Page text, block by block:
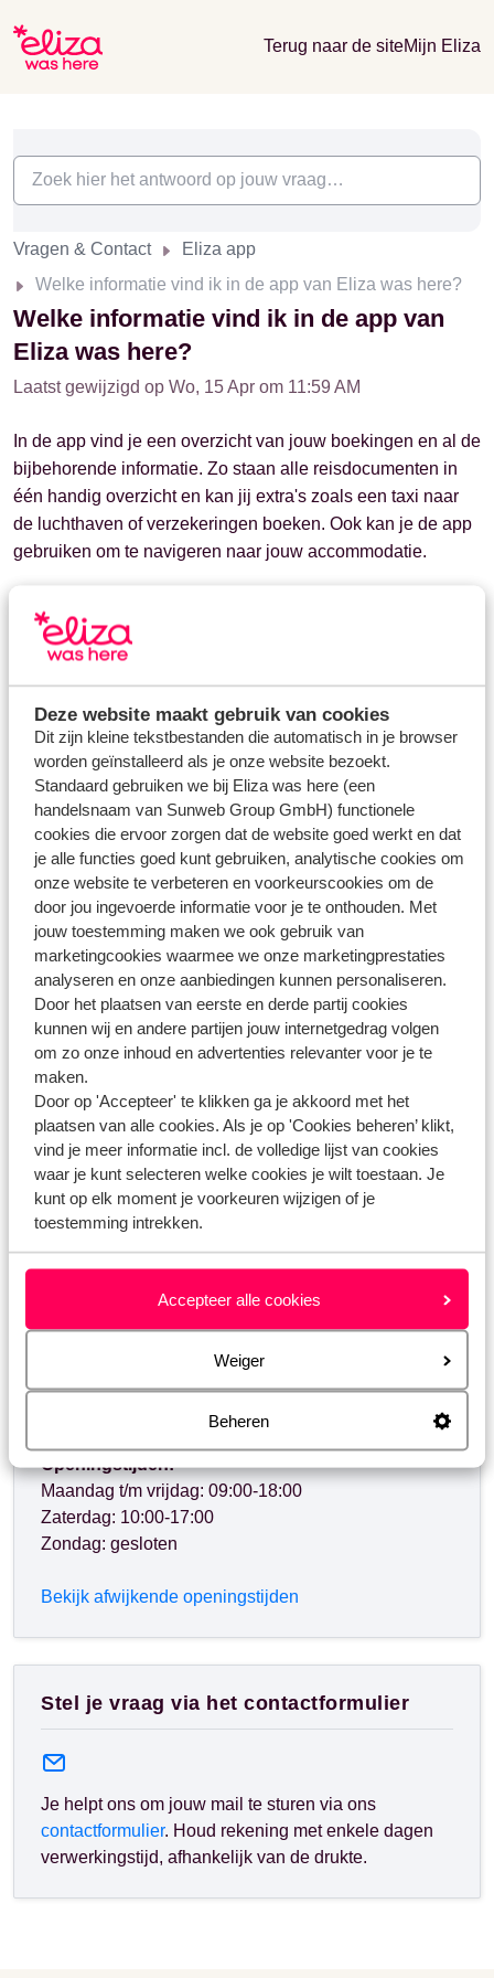
Deze website maakt gebruik van cookies
Dit zijn kleine tekstbestanden die automatisch in je browser
worden geïnstalleerd als je onze website bezoekt.
Standaard gebruiken we bij Eliza was here (een
handelsnaam van Sunweb Group GmbH) functionele
cookies die ervoor zorgen dat de website goed werkt en dat
je alle functies goed kunt gebruiken, analytische cookies om
onze website te verbeteren en voorkeurscookies om de
door jou ingevoerde informatie voor je te onthouden. Met
jouw toestemming maken we ook gebruik van
marketingcookies waarmee we onze marketingprestaties
analyseren en onze aanbiedingen kunnen personaliseren.
Door het plaatsen van eerste en derde partij cookies
kunnen wij en andere partijen jouw internetgedrag volgen
om zo onze inhoud en advertenties relevanter voor je te
maken.
Door op 'Accepteer' te klikken ga je akkoord met het
plaatsen van alle cookies. Als je op 'Cookies beheren’ klikt,
vind je meer informatie incl. de volledige lijst van cookies
waar je kunt selecteren welke cookies je wilt toestaan. Je
kunt op elk moment je voorkeuren wijzigen of je
toestemming intrekken.
Accepteer alle cookies
Weiger
Beheren
Terug naar de siteMijn Eliza
Vragen & Contact
Eliza app
Welke informatie vind ik in de app van Eliza was here?
Welke informatie vind ik in de app van
Eliza was here?
Laatst gewijzigd op Wo, 15 Apr om 11:59 AM
In de app vind je een overzicht van jouw boekingen en al de
bijbehorende informatie. Zo staan alle reisdocumenten in
één handig overzicht en kan jij extra's zoals een taxi naar
de luchthaven of verzekeringen boeken. Ook kan je de app
gebruiken om te navigeren naar jouw accommodatie.
Lees
Vragen over hetzelfde onderwerp
Heeft Eliza was here een app?
Hoe kan ik inloggen in de app van Eliza was here?
Ik kan niet inloggen in de app. Wat moet ik doen?
Gerelateerde vragen
Kan ik een parkeerplaats bij de luchthaven bijboeken of
annuleren?
Kan ik een babystoeltje of kinderzitje boeken voor in de
huurauto?
Kan ik een annuleringsverzekering bijboeken of wijzigen?
Waar en vanaf wanneer kan ik mijn vluchttijden zien?
Heb jij jouw antwoord niet gevonden?
Whatsapp ons!
WhatsApp ons op het nummer
kunt ons op hetzelfde nummer ook bellen, houd dan
rekening met langere wachttijden.
Openingstijden:
Maandag t/m vrijdag: 09:00-18:00
Zaterdag: 10:00-17:00
Zondag: gesloten
Bekijk afwijkende openingstijden
Stel je vraag via het contactformulier
Je helpt ons om jouw mail te sturen via ons
contactformulier. Houd rekening met enkele dagen
verwerkingstijd, afhankelijk van de drukte.